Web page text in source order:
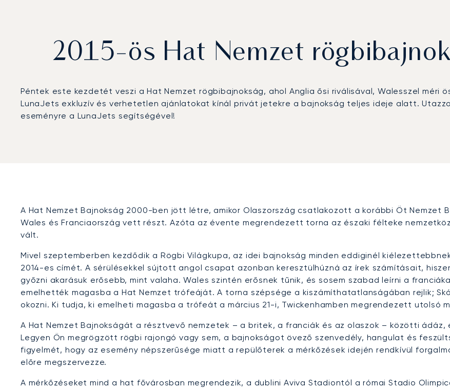
2015-ös Hat Nemzet
Péntek este kezdetét veszi a Hat Nemzet rögbibajnokság, ahol Anglia ősi riválisával, Walesszel méri
LunaJets exkluzív és verhetetlen ajánlatokat kínál privát jetekre a bajnokság teljes ideje alatt.
eseményre a LunaJets segítségével!
A Hat Nemzet Bajnokság 2000-ben jött létre, amikor Olaszország csatlakozott a korábbi Öt Nemzet
Wales és Franciaország vett részt. Azóta az évente megrendezett torna az északi félteke
vált.
Mivel szeptemberben kezdődik a Rögbi Világkupa, az idei bajnokság minden eddiginél
2014-es címét. A sérülésekkel sújtott angol csapat azonban keresztülhúzná az írek számításait,
győzni akarásuk erősebb, mint valaha. Wales szintén erősnek tűnik, és sosem szabad leírni a
emelhették magasba a Hat Nemzet trófeáját. A torna szépsége a kiszámíthatatlanságában rejlik;
okozni. Ki tudja, ki emelheti magasba a trófeát a március 21-i, Twickenhamben megrendezett utolsó
A Hat Nemzet Bajnokságát a résztvevő nemzetek – a britek, a franciák és az olaszok – közötti ádáz,
Legyen Ön megrögzött rögbi rajongó vagy sem, a bajnokságot övező szenvedély, hangulat és
figyelmét, hogy az esemény népszerűsége miatt a repülőterek a mérkőzések idején rendkívül
előre megszervezze.
A mérkőzéseket mind a hat fővárosban megrendezik, a dublini Aviva Stadiontól a római Stadio